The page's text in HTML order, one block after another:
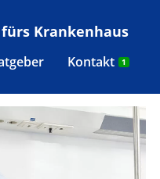
Kontakt 1
Krankenhaus